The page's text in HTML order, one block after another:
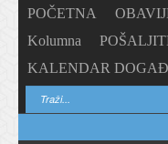
POČETNA
Kolumna
KALENDAR